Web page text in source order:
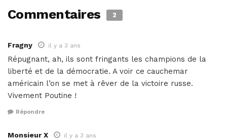
Commentaires 2
Fragny il y a 3 ans
Répugnant, ah, ils sont fringants les champions de la
liberté et de la démocratie. A voir ce cauchemar
américain l’on se met à rêver de la victoire russe.
Vivement Poutine !
Répondre
Monsieur X il y a 3 ans